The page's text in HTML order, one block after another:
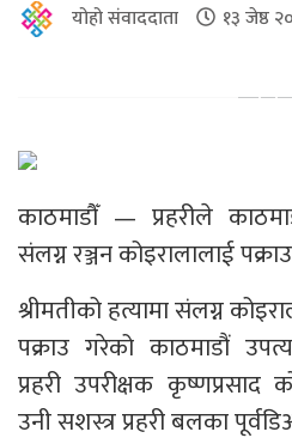
योहो संवाददाता १३ जेष्ठ
काठमाडौँ — प्रहरीले
संलग्न रञ्जन कोइरालालाई
श्रीमतीको हत्यामा संलग्न
पक्राउ गरेको काठमाडौं
प्रहरी उपरीक्षक कृष्णप्रसाद
उनी सशस्त्र प्रहरी बलका